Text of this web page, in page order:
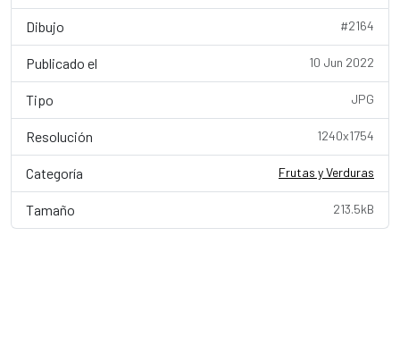
Dibujo #2164
Publicado el 10 Jun 2022
Tipo JPG
Resolución 1240x1754
Categoría Frutas y Verduras
Tamaño 213.5kB